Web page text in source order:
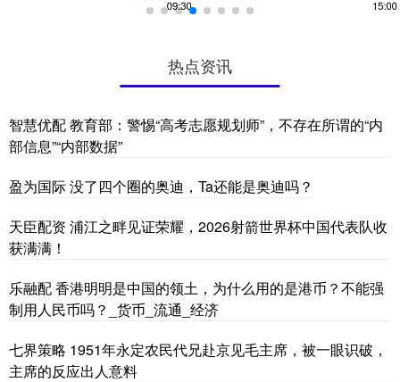
热点资讯
智慧优配 教育部：警惕“高考志愿规划师”，不存在所谓的“内
部信息”“内部数据”
盈为国际 没了四个圈的奥迪，Ta还能是奥迪吗？
天臣配资 浦江之畔见证荣耀，2026射箭世界杯中国代表队收
获满满！
乐融配 香港明明是中国的领土，为什么用的是港币？不能强
制用人民币吗？_货币_流通_经济
七界策略 1951年永定农民代兄赴京见毛主席，被一眼识破，
主席的反应出人意料